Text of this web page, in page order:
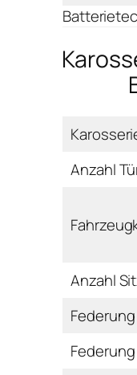
Anzahl
Anzahl